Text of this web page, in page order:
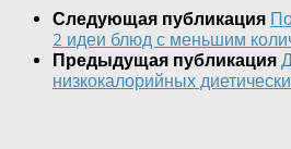
Следующая публикация
2 идеи блюд с меньшим
Предыдущая публикация
низкокалорийных